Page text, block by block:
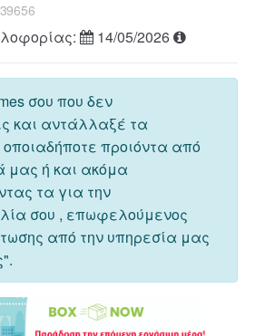
14/05/2026
σου που δεν
και αντάλλαξέ τα
προιόντα από
μας ή και ακόμα
τα για την
σου , επωφελούμενος
από την υπηρεσία μας